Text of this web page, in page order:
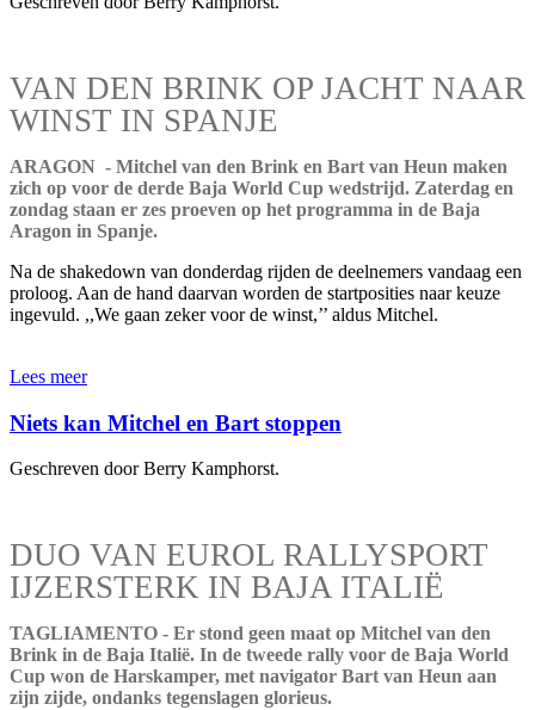
VAN DEN BRINK OP JACHT NAAR
WINST IN SPANJE
ARAGON - Mitchel van den Brink en Bart van Heun maken
zich op voor de derde Baja World Cup wedstrijd. Zaterdag en
zondag staan er zes proeven op het programma in de Baja
Aragon in Spanje.
Na de shakedown van donderdag rijden de deelnemers vandaag een
proloog. Aan de hand daarvan worden de startposities naar keuze
ingevuld. ,,We gaan zeker voor de winst,’’ aldus Mitchel.
Lees meer
Niets kan Mitchel en Bart stoppen
Geschreven door Berry Kamphorst.
DUO VAN EUROL RALLYSPORT
IJZERSTERK IN BAJA ITALIË
TAGLIAMENTO - Er stond geen maat op Mitchel van den
Brink in de Baja Italië. In de tweede rally voor de Baja World
Cup won de Harskamper, met navigator Bart van Heun aan
zijn zijde, ondanks tegenslagen glorieus.